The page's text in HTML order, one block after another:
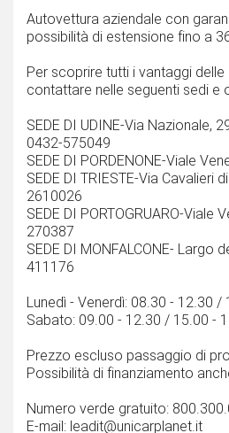
Autovettura aziendale con
possibilità di estensione fino a
Per scoprire tutti i vantaggi
contattare nelle seguenti sedi e
SEDE DI UDINE-Via Nazionale,
0432-575049
SEDE DI PORDENONE-Viale
SEDE DI TRIESTE-Via Cavalieri
2610026
SEDE DI PORTOGRUARO-Viale
270387
SEDE DI MONFALCONE- Largo
411176
Lunedì - Venerdì: 08.30 - 12.30 /
Sabato: 09.00 - 12.30 / 15.00 -
Prezzo escluso passaggio di
Possibilità di finanziamento
Numero verde gratuito:
E-mail: leadit@unicarplanet.it